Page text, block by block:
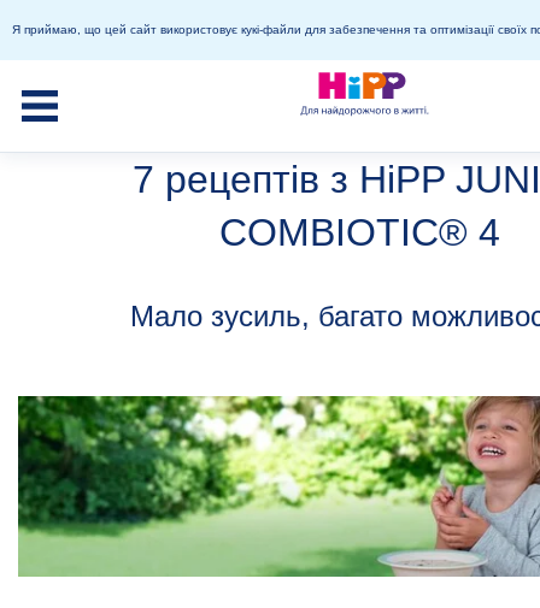
Я приймаю, що цей сайт використовує кукі-файли для забезпечення та оптимізації своїх
7 рецептів з HiPP
COMBIOTIC® 4
Мало зусиль, багато